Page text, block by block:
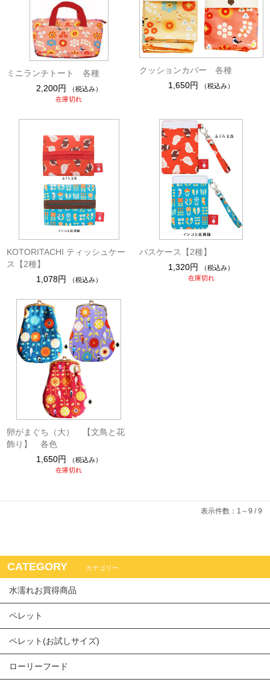
ミニランチトート 各種
2,200円
（税込み）
在庫切れ
クッションカバー 各種
1,650円
（税込み）
KOTORITACHI ティッシュケー
ス【2種】
1,078円
（税込み）
パスケース【2種】
1,320円
（税込み）
在庫切れ
卵がまぐち（大） 【文鳥と花
飾り】 各色
1,650円
（税込み）
在庫切れ
表示件数：1～9 / 9
CATEGORY カテゴリー
水濡れお買得商品
ペレット
ペレット(お試しサイズ)
ローリーフード